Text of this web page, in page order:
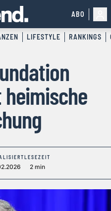
ABO
LIFESTYLE RANKINGS
LESEZEIT
2 min